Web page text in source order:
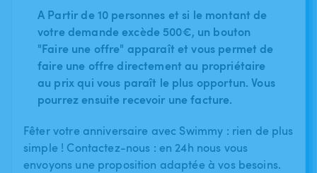
A Partir de 10 personnes et si le montant de
votre demande excède 500€, un bouton
"Faire une offre" apparaît et vous permet de
faire une offre directement au propriétaire
au prix qui vous paraît le plus opportun. Vous
pourrez ensuite recevoir une facture.
Fêter votre anniversaire avec Swimmy : rien de plus
simple ! Contactez-nous : en 24h nous vous
envoyons une proposition adaptée à vos besoins.